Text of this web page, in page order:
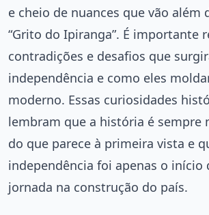
e cheio de nuances que vão além
“Grito do Ipiranga”. É importante
contradições e desafios que
independência e como eles
moderno. Essas curiosidades
lembram que a história é sempre
do que parece à primeira vista e
independência foi apenas o início
jornada na construção do país.